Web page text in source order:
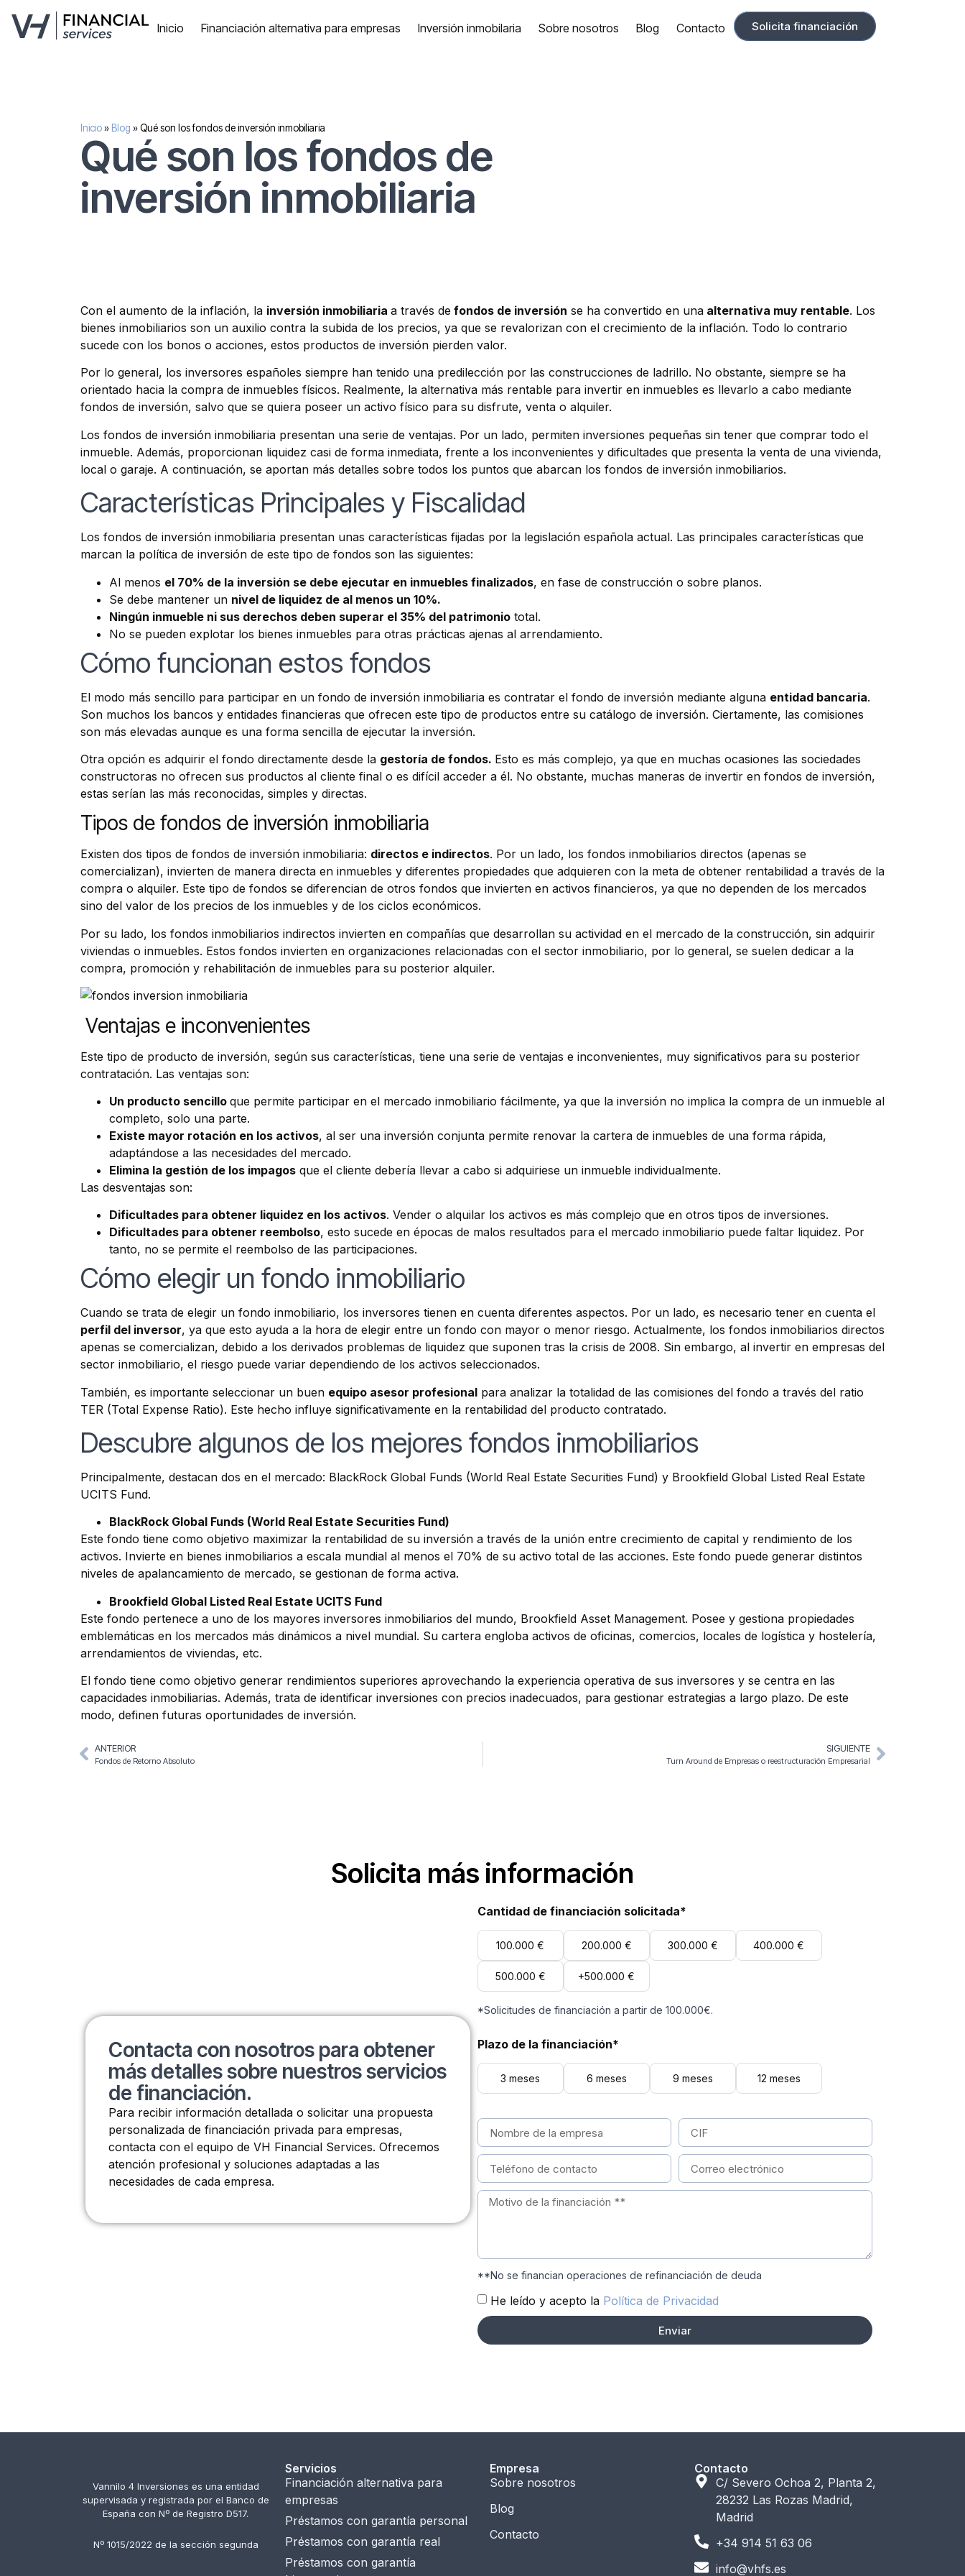
Inicio Financiación alternativa para empresas Inversión inmobilaria Sobre nosotros Blog Contacto Solicita financiación
Inicio» Blog »Qué son los fondos de inversión inmobiliaria
Qué son los fondos de
inversión inmobiliaria
Con el aumento de la inflación, la inversión inmobiliaria a través de fondos de inversión se ha convertido en una alternativa muy rentable. Los
bienes inmobiliarios son un auxilio contra la subida de los precios, ya que se revalorizan con el crecimiento de la inflación. Todo lo contrario
sucede con los bonos o acciones, estos productos de inversión pierden valor.
Por lo general, los inversores españoles siempre han tenido una predilección por las construcciones de ladrillo. No obstante, siempre se ha
orientado hacia la compra de inmuebles físicos. Realmente, la alternativa más rentable para invertir en inmuebles es llevarlo a cabo mediante
fondos de inversión, salvo que se quiera poseer un activo físico para su disfrute, venta o alquiler.
Los fondos de inversión inmobiliaria presentan una serie de ventajas. Por un lado, permiten inversiones pequeñas sin tener que comprar todo el
inmueble. Además, proporcionan liquidez casi de forma inmediata, frente a los inconvenientes y dificultades que presenta la venta de una vivienda,
local o garaje. A continuación, se aportan más detalles sobre todos los puntos que abarcan los fondos de inversión inmobiliarios.
Características Principales y Fiscalidad
Los fondos de inversión inmobiliaria presentan unas características fijadas por la legislación española actual. Las principales características que
marcan la política de inversión de este tipo de fondos son las siguientes:
Al menos el 70% de la inversión se debe ejecutar en inmuebles finalizados, en fase de construcción o sobre planos.
Se debe mantener un nivel de liquidez de al menos un 10%.
Ningún inmueble ni sus derechos deben superar el 35% del patrimonio total.
No se pueden explotar los bienes inmuebles para otras prácticas ajenas al arrendamiento.
Cómo funcionan estos fondos
El modo más sencillo para participar en un fondo de inversión inmobiliaria es contratar el fondo de inversión mediante alguna entidad bancaria.
Son muchos los bancos y entidades financieras que ofrecen este tipo de productos entre su catálogo de inversión. Ciertamente, las comisiones
son más elevadas aunque es una forma sencilla de ejecutar la inversión.
Otra opción es adquirir el fondo directamente desde la gestoría de fondos. Esto es más complejo, ya que en muchas ocasiones las sociedades
constructoras no ofrecen sus productos al cliente final o es difícil acceder a él. No obstante, muchas maneras de invertir en fondos de inversión,
estas serían las más reconocidas, simples y directas.
Tipos de fondos de inversión inmobiliaria
Existen dos tipos de fondos de inversión inmobiliaria: directos e indirectos. Por un lado, los fondos inmobiliarios directos (apenas se
comercializan), invierten de manera directa en inmuebles y diferentes propiedades que adquieren con la meta de obtener rentabilidad a través de la
compra o alquiler. Este tipo de fondos se diferencian de otros fondos que invierten en activos financieros, ya que no dependen de los mercados
sino del valor de los precios de los inmuebles y de los ciclos económicos.
Por su lado, los fondos inmobiliarios indirectos invierten en compañías que desarrollan su actividad en el mercado de la construcción, sin adquirir
viviendas o inmuebles. Estos fondos invierten en organizaciones relacionadas con el sector inmobiliario, por lo general, se suelen dedicar a la
compra, promoción y rehabilitación de inmuebles para su posterior alquiler.
Ventajas e inconvenientes
Este tipo de producto de inversión, según sus características, tiene una serie de ventajas e inconvenientes, muy significativos para su posterior
contratación. Las ventajas son:
Un producto sencillo que permite participar en el mercado inmobiliario fácilmente, ya que la inversión no implica la compra de un inmueble al
completo, solo una parte.
Existe mayor rotación en los activos, al ser una inversión conjunta permite renovar la cartera de inmuebles de una forma rápida,
adaptándose a las necesidades del mercado.
Elimina la gestión de los impagos que el cliente debería llevar a cabo si adquiriese un inmueble individualmente.
Las desventajas son:
Dificultades para obtener liquidez en los activos. Vender o alquilar los activos es más complejo que en otros tipos de inversiones.
Dificultades para obtener reembolso, esto sucede en épocas de malos resultados para el mercado inmobiliario puede faltar liquidez. Por
tanto, no se permite el reembolso de las participaciones.
Cómo elegir un fondo inmobiliario
Cuando se trata de elegir un fondo inmobiliario, los inversores tienen en cuenta diferentes aspectos. Por un lado, es necesario tener en cuenta el
perfil del inversor, ya que esto ayuda a la hora de elegir entre un fondo con mayor o menor riesgo. Actualmente, los fondos inmobiliarios directos
apenas se comercializan, debido a los derivados problemas de liquidez que suponen tras la crisis de 2008. Sin embargo, al invertir en empresas del
sector inmobiliario, el riesgo puede variar dependiendo de los activos seleccionados.
También, es importante seleccionar un buen equipo asesor profesional para analizar la totalidad de las comisiones del fondo a través del ratio
TER (Total Expense Ratio). Este hecho influye significativamente en la rentabilidad del producto contratado.
Descubre algunos de los mejores fondos inmobiliarios
Principalmente, destacan dos en el mercado: BlackRock Global Funds (World Real Estate Securities Fund) y Brookfield Global Listed Real Estate
UCITS Fund.
BlackRock Global Funds (World Real Estate Securities Fund)
Este fondo tiene como objetivo maximizar la rentabilidad de su inversión a través de la unión entre crecimiento de capital y rendimiento de los
activos. Invierte en bienes inmobiliarios a escala mundial al menos el 70% de su activo total de las acciones. Este fondo puede generar distintos
niveles de apalancamiento de mercado, se gestionan de forma activa.
Brookfield Global Listed Real Estate UCITS Fund
Este fondo pertenece a uno de los mayores inversores inmobiliarios del mundo, Brookfield Asset Management. Posee y gestiona propiedades
emblemáticas en los mercados más dinámicos a nivel mundial. Su cartera engloba activos de oficinas, comercios, locales de logística y hostelería,
arrendamientos de viviendas, etc.
El fondo tiene como objetivo generar rendimientos superiores aprovechando la experiencia operativa de sus inversores y se centra en las
capacidades inmobiliarias. Además, trata de identificar inversiones con precios inadecuados, para gestionar estrategias a largo plazo. De este
modo, definen futuras oportunidades de inversión.
ANTERIOR
Fondos de Retorno Absoluto
SIGUIENTE
Turn Around de Empresas o reestructuración Empresarial
Solicita más información
Contacta con nosotros para obtener
más detalles sobre nuestros servicios
de financiación.
Para recibir información detallada o solicitar una propuesta
personalizada de financiación privada para empresas,
contacta con el equipo de VH Financial Services. Ofrecemos
atención profesional y soluciones adaptadas a las
necesidades de cada empresa.
Cantidad de financiación solicitada*
100.000 € 200.000 € 300.000 € 400.000 €
500.000 € +500.000 €
*Solicitudes de financiación a partir de 100.000€.
Plazo de la financiación*
3 meses 6 meses 9 meses 12 meses
**No se financian operaciones de refinanciación de deuda
He leído y acepto la Política de Privacidad
Enviar
Vannilo 4 Inversiones es una entidad
supervisada y registrada por el Banco de
España con Nº de Registro D517.
Nº 1015/2022 de la sección segunda
Servicios
Financiación alternativa para
empresas
Préstamos con garantía personal
Préstamos con garantía real
Préstamos con garantía
Empresa
Sobre nosotros
Blog
Contacto
Contacto
C/ Severo Ochoa 2, Planta 2,
28232 Las Rozas Madrid,
Madrid
+34 914 51 63 06
info@vhfs.es